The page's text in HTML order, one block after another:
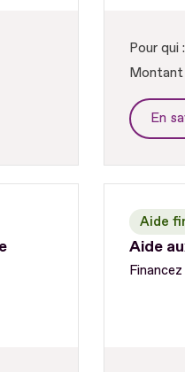
Pour qui :
Montant
En
Aide
Aide